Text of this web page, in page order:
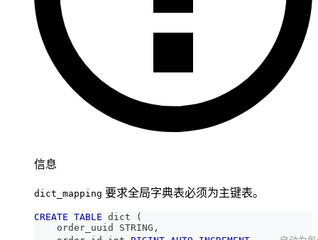
信息
dict_mapping 要求全局字典表必须为主键表。
CREATE TABLE dict
(
    order_uuid STRING
,